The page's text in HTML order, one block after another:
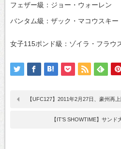
フェザー級：ジョー・ウォーレン
バンタム級：ザック・マコウスキー
女子115ポンド級：ゾイラ・フラウ
【UFC127】2011年2月27日、豪州再
【IT’S SHOWTIME】サン